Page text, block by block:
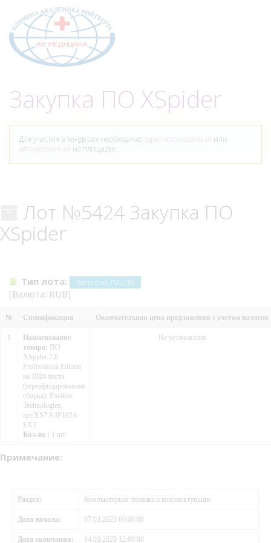
Закупка ПО XSpider
Для участия в тендерах необходимо зарегистрироваться или
авторизоваться на площадке.
Лот №5424 Закупка ПО
XSpider
Тип лота: Запрос на ТМЦ (В)
[Валюта: RUB]
№ Спецификация Окончательная цена предложения с учетом налогов
Наименование
товара: ПО
XSpider 7.8
Professional Edition
на 1024 хоста
(сертифицированная
сборка), Positive
Technologies,
арт.XS7.8-IP1024-
EXT
Кол-во : 1 шт
Не установлена
Примечание:
Раздел: Компьютерная техника и комплектующие
Дата начала: 07.03.2025 00:00:00
Дата окончания: 14.03.2025 12:00:00